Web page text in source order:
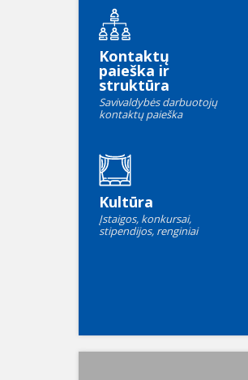
Kontaktų
paieška ir
struktūra
Savivaldybės darbuotojų
kontaktų paieška
Kultūra
Įstaigos, konkursai,
stipendijos, renginiai